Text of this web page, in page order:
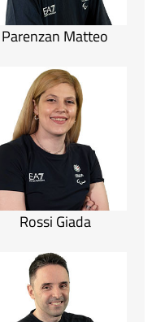
Parenzan Matteo
Rossi Giada